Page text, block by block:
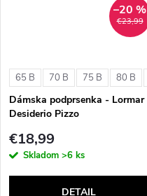
€23,99
–20 %
65 B 70 B 75 B 80 B
Dámska podprsenka - Lormar
Desiderio Pizzo
€18,99
Skladom >6 ks
DETAIL